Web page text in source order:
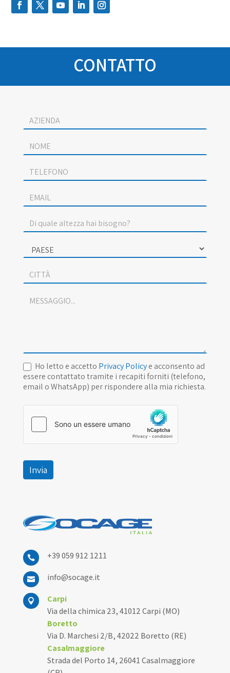
CONTATTO
Socage
contact
Ho letto e accetto Privacy Policye acconsento ad
essere contattato tramite i recapiti forniti (telefono,
email o WhatsApp) per rispondere alla mia richiesta.
Invia
 +39 059 912 1211
 info@socage.it

Carpi
Via della chimica 23, 41012 Carpi (MO)
Boretto
Via D. Marchesi 2/B, 42022 Boretto (RE)
Casalmaggiore
Strada del Porto 14, 26041 Casalmaggiore